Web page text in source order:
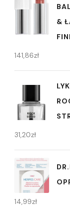
&
141,86zł
31,20zł
14,99zł